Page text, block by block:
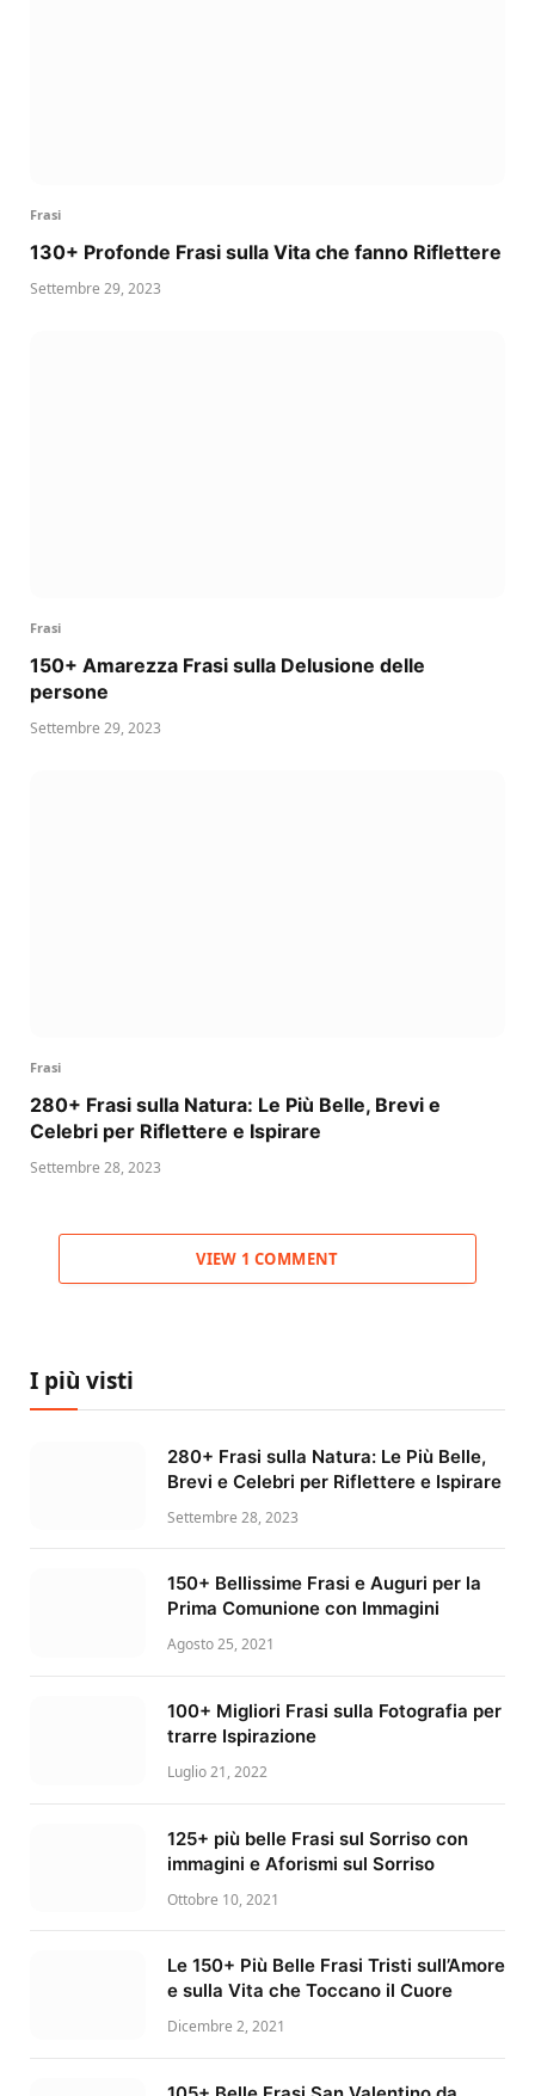
Frasi
130+ Profonde Frasi sulla Vita che fanno Riflettere
Settembre 29, 2023
Frasi
150+ Amarezza Frasi sulla Delusione delle
persone
Settembre 29, 2023
Frasi
280+ Frasi sulla Natura: Le Più Belle, Brevi e
Celebri per Riflettere e Ispirare
Settembre 28, 2023
VIEW 1 COMMENT
I più visti
280+ Frasi sulla Natura: Le Più Belle,
Brevi e Celebri per Riflettere e Ispirare
Settembre 28, 2023
150+ Bellissime Frasi e Auguri per la
Prima Comunione con Immagini
Agosto 25, 2021
100+ Migliori Frasi sulla Fotografia per
trarre Ispirazione
Luglio 21, 2022
125+ più belle Frasi sul Sorriso con
immagini e Aforismi sul Sorriso
Ottobre 10, 2021
Le 150+ Più Belle Frasi Tristi sull’Amore
e sulla Vita che Toccano il Cuore
Dicembre 2, 2021